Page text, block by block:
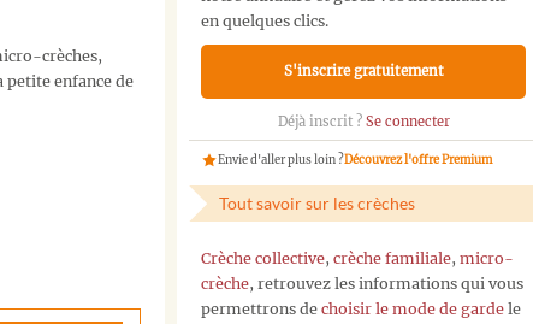
crèches,
enfance de
en quelques clics.
S'inscrire gratuitement
Déjà inscrit ? Se connecter
Envie d'aller plus loin ?Découvrez l'offre Premium
Tout savoir sur les crèches
Crèche collective, crèche familiale, micro-
crèche, retrouvez les informations qui vous
permettrons de choisir le mode de garde le